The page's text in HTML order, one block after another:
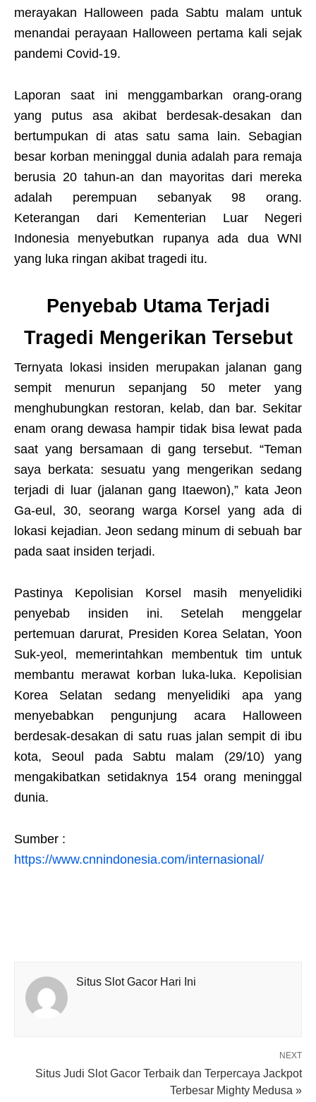
merayakan Halloween pada Sabtu malam untuk
menandai perayaan Halloween pertama kali sejak
pandemi Covid-19.
Laporan saat ini menggambarkan orang-orang
yang putus asa akibat berdesak-desakan dan
bertumpukan di atas satu sama lain. Sebagian
besar korban meninggal dunia adalah para remaja
berusia 20 tahun-an dan mayoritas dari mereka
adalah perempuan sebanyak 98 orang.
Keterangan dari Kementerian Luar Negeri
Indonesia menyebutkan rupanya ada dua WNI
yang luka ringan akibat tragedi itu.
Penyebab Utama Terjadi
Tragedi Mengerikan Tersebut
Ternyata lokasi insiden merupakan jalanan gang
sempit menurun sepanjang 50 meter yang
menghubungkan restoran, kelab, dan bar. Sekitar
enam orang dewasa hampir tidak bisa lewat pada
saat yang bersamaan di gang tersebut. “Teman
saya berkata: sesuatu yang mengerikan sedang
terjadi di luar (jalanan gang Itaewon),” kata Jeon
Ga-eul, 30, seorang warga Korsel yang ada di
lokasi kejadian. Jeon sedang minum di sebuah bar
pada saat insiden terjadi.
Pastinya Kepolisian Korsel masih menyelidiki
penyebab insiden ini. Setelah menggelar
pertemuan darurat, Presiden Korea Selatan, Yoon
Suk-yeol, memerintahkan membentuk tim untuk
membantu merawat korban luka-luka. Kepolisian
Korea Selatan sedang menyelidiki apa yang
menyebabkan pengunjung acara Halloween
berdesak-desakan di satu ruas jalan sempit di ibu
kota, Seoul pada Sabtu malam (29/10) yang
mengakibatkan setidaknya 154 orang meninggal
dunia.
Sumber :
https://www.cnnindonesia.com/internasional/
Situs Slot Gacor Hari Ini
NEXT
Situs Judi Slot Gacor Terbaik dan Terpercaya Jackpot
Terbesar Mighty Medusa »